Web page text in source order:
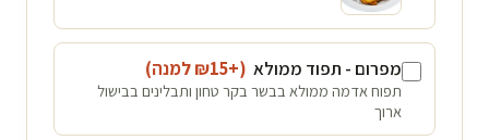
מפרום - תפוד ממולא (+₪
15 למנה)
תפוח אדמה ממולא בבשר בקר טחון ותבלינים בבישול
ארוך